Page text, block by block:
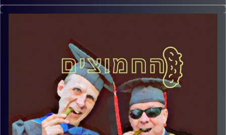
המערכת הפוליטית על ספת הפסיכולוג, עם פרופסור בועז בן-
דוד ופרופסור גלעד הירשברגר
קרדיט תמונות:AudioVersity